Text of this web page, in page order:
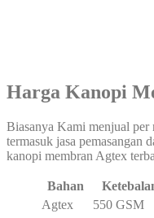
Harga Kanopi
Biasanya Kami menjual per
termasuk jasa pemasangan
kanopi membran Agtex
Bahan
Agtex
550 GSM